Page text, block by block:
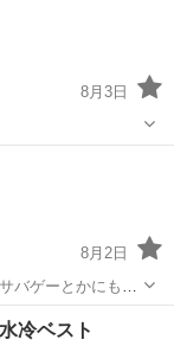
イト""ブランク明
8月3日
8月2日
バゲーとかにも合
的綺麗です。(変に
付けをして下さ
冷ベスト